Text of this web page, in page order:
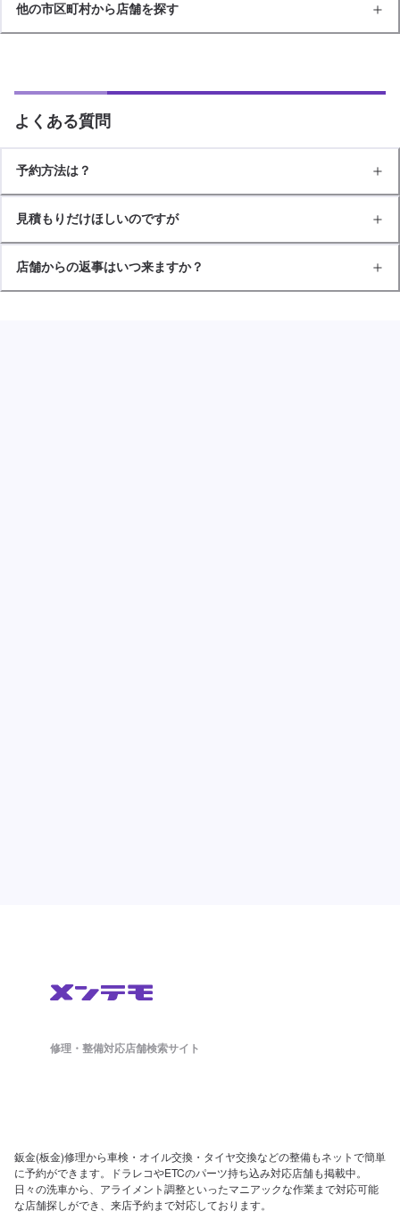
他の市区町村から店舗を探す
よくある質問
予約方法は？
見積もりだけほしいのですが
店舗からの返事はいつ来ますか？
修理・整備対応店舗検索サイト
鈑金(板金)修理から車検・オイル交換・タイヤ交換などの整備もネットで簡単
に予約ができます。ドラレコやETCのパーツ持ち込み対応店舗も掲載中。
日々の洗車から、アライメント調整といったマニアックな作業まで対応可能
な店舗探しができ、来店予約まで対応しております。